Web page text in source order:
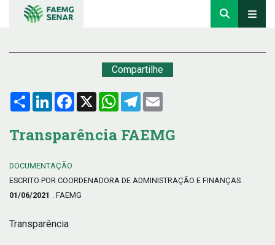
Compartilhe
Compartilhar
LinkedInFacebook
X WhatsApp
Telegram
Transparência FAEMG
DOCUMENTAÇÃO
ESCRITO POR COORDENADORA DE ADMINISTRAÇÃO E FINANÇAS
01/06/2021 . FAEMG
Transparência